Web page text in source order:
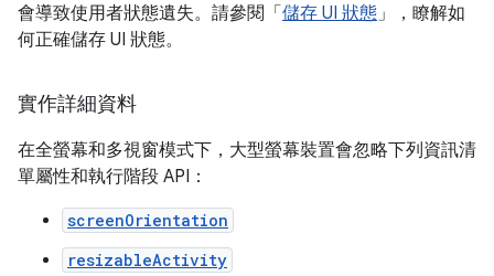
會導致使用者狀態遺失。請參閱「儲存 UI 狀態 」，瞭解如
何正確儲存 UI 狀態。
實作詳細資料
在全螢幕和多視窗模式下，大型螢幕裝置會忽略下列資訊清
單屬性和執行階段 API：
screenOrientation
resizableActivity